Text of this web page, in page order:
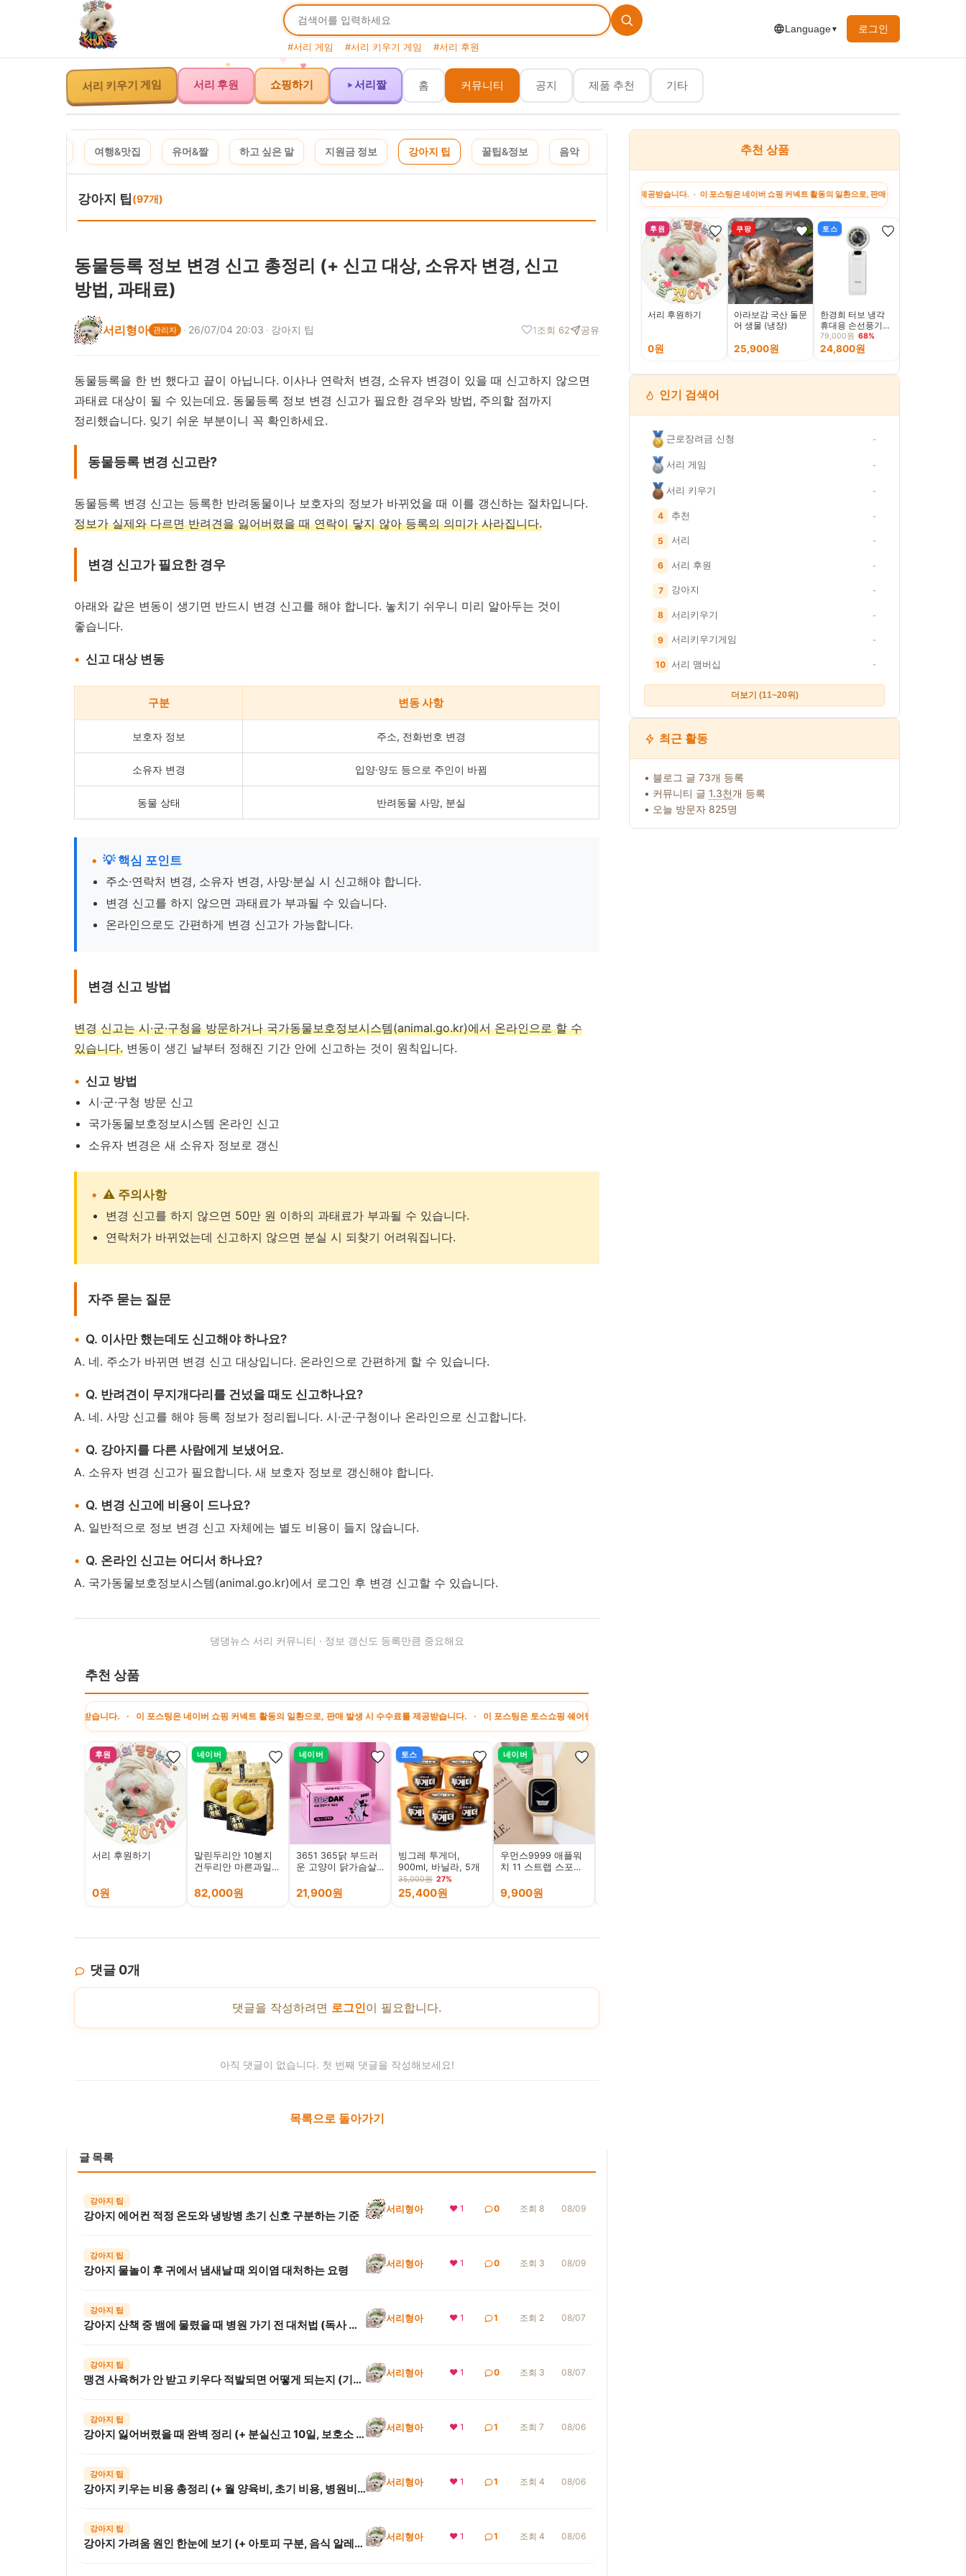
#서리 게임 #서리 키우기 게임 #서리 후원
Language▼ 로그인
서리 키우기 게임 서리 후원 쇼핑하기 서리짤 홈 커뮤니티 공지 제품 추천 기타
여행&맛집 유머&짤 하고 싶은 말 지원금 정보 강아지 팁 꿀팁&정보 음악
강아지 팁(97개)
동물등록 정보 변경 신고 총정리 (+ 신고 대상, 소유자 변경, 신고
방법, 과태료)
서리형아 관리자 · 26/07/04 20:03 · 강아지 팁 1조회 62 공유
동물등록을 한 번 했다고 끝이 아닙니다. 이사나 연락처 변경, 소유자 변경이 있을 때 신고하지 않으면
과태료 대상이 될 수 있는데요. 동물등록 정보 변경 신고가 필요한 경우와 방법, 주의할 점까지
정리했습니다. 잊기 쉬운 부분이니 꼭 확인하세요.
동물등록 변경 신고란?
동물등록 변경 신고는 등록한 반려동물이나 보호자의 정보가 바뀌었을 때 이를 갱신하는 절차입니다.
정보가 실제와 다르면 반려견을 잃어버렸을 때 연락이 닿지 않아 등록의 의미가 사라집니다.
변경 신고가 필요한 경우
아래와 같은 변동이 생기면 반드시 변경 신고를 해야 합니다. 놓치기 쉬우니 미리 알아두는 것이
좋습니다.
신고 대상 변동
구분 변동 사항
보호자 정보 주소, 전화번호 변경
소유자 변경 입양·양도 등으로 주인이 바뀜
동물 상태 반려동물 사망, 분실
💡 핵심 포인트
주소·연락처 변경, 소유자 변경, 사망·분실 시 신고해야 합니다.
변경 신고를 하지 않으면 과태료가 부과될 수 있습니다.
온라인으로도 간편하게 변경 신고가 가능합니다.
변경 신고 방법
변경 신고는 시·군·구청을 방문하거나 국가동물보호정보시스템(animal.go.kr)에서 온라인으로 할 수
있습니다. 변동이 생긴 날부터 정해진 기간 안에 신고하는 것이 원칙입니다.
신고 방법
시·군·구청 방문 신고
국가동물보호정보시스템 온라인 신고
소유자 변경은 새 소유자 정보로 갱신
⚠️ 주의사항
변경 신고를 하지 않으면 50만 원 이하의 과태료가 부과될 수 있습니다.
연락처가 바뀌었는데 신고하지 않으면 분실 시 되찾기 어려워집니다.
자주 묻는 질문
Q. 이사만 했는데도 신고해야 하나요?
A. 네. 주소가 바뀌면 변경 신고 대상입니다. 온라인으로 간편하게 할 수 있습니다.
Q. 반려견이 무지개다리를 건넜을 때도 신고하나요?
A. 네. 사망 신고를 해야 등록 정보가 정리됩니다. 시·군·구청이나 온라인으로 신고합니다.
Q. 강아지를 다른 사람에게 보냈어요.
A. 소유자 변경 신고가 필요합니다. 새 보호자 정보로 갱신해야 합니다.
Q. 변경 신고에 비용이 드나요?
A. 일반적으로 정보 변경 신고 자체에는 별도 비용이 들지 않습니다.
Q. 온라인 신고는 어디서 하나요?
A. 국가동물보호정보시스템(animal.go.kr)에서 로그인 후 변경 신고할 수 있습니다.
댕댕뉴스 서리 커뮤니티 · 정보 갱신도 등록만큼 중요해요
추천 상품
제공받습니다. · 이 포스팅은 네이버 쇼핑 커넥트 활동의 일환으로, 판매 발생 시 수수료를 제공받습니다. · 이 포스팅은 토스쇼핑 쉐어링크 활동의 일환으로, 이에 따른 일정액의 수수료를 제공받습니다. · 이 포스팅은 쿠팡 파트너스 활동의
후원
서리 후원하기
0원
네이버
말린두리안 10봉지
건두리안 마른과일칩
82,000원
네이버
3651 365닭 부드러
운 고양이 닭가슴살
개
21,900원
토스
빙그레 투게더,
900ml, 바닐라, 5개
35,000원 27%
25,400원
네이버
우먼스9999 애플워
치 11 스트랩 스포츠
6 SE 5 4 3 2 1 호환
밴드 시계줄
9,900원
댓글 0개
댓글을 작성하려면 로그인이 필요합니다.
아직 댓글이 없습니다. 첫 번째 댓글을 작성해보세요!
목록으로 돌아가기
글 목록
강아지 팁
강아지 에어컨 적정 온도와 냉방병 초기 신호 구분하는 기준
서리형아 ❤ 1 0 조회 8 08/09
강아지 팁
강아지 물놀이 후 귀에서 냄새날 때 외이염 대처하는 요령
서리형아 ❤ 1 0 조회 3 08/09
강아지 팁
강아지 산책 중 뱀에 물렸을 때 병원 가기 전 대처법 (독사 구분, 절대 금지 행동, 항독소)
서리형아 ❤ 1 1 조회 2 08/07
강아지 팁
맹견 사육허가 안 받고 키우다 적발되면 어떻게 되는지 (기질평가 비용, 신청 요건, 벌금 기준)
서리형아 ❤ 1 0 조회 3 08/07
강아지 팁
강아지 잃어버렸을 때 완벽 정리 (+ 분실신고 10일, 보호소 공고, 인식표, 반환 절차)
서리형아 ❤ 1 1 조회 7 08/06
강아지 팁
강아지 키우는 비용 총정리 (+ 월 양육비, 초기 비용, 병원비, 1년 총액 계산)
서리형아 ❤ 1 1 조회 4 08/06
강아지 팁
강아지 가려움 원인 한눈에 보기 (+ 아토피 구분, 음식 알레르기, 제한식이 8주, 병원 갈 시점)
서리형아 ❤ 1 1 조회 4 08/06
추천 상품
이 포스팅은 쿠팡 파트너스 활동의 일환으로, 이에 따른 일정액의 수수료를 제공받습니다. · 이 포스팅은 네이버 쇼핑 커넥트 활동의 일환으로, 판매 발생 시 수수료를 제공받습니
후원
서리 후원하기
0원
쿠팡
아라보감 국산 돌문
어 생물 (냉장)
25,900원
토스
한경희 터보 냉각
휴대용 손선풍기
HF-T50F, 밀키화
이트, 1개
79,000원 68%
24,800원
인기 검색어
근로장려금 신청 -
서리 게임 -
서리 키우기 -
4 추천 -
5 서리 -
6 서리 후원 -
7 강아지 -
8 서리키우기 -
9 서리키우기게임 -
10 서리 맴버십 -
더보기 (11~20위)
최근 활동
• 블로그 글 73개 등록
• 커뮤니티 글 1.3천개 등록
• 오늘 방문자 825명